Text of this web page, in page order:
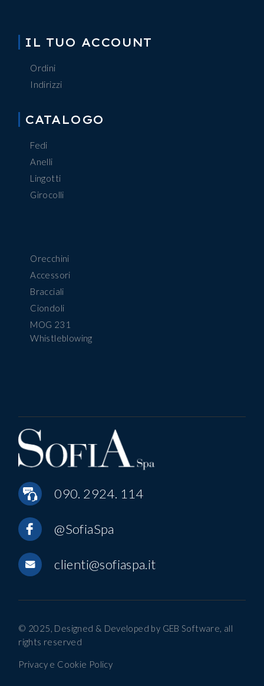
IL TUO ACCOUNT
Ordini
Indirizzi
CATALOGO
Fedi
Anelli
Lingotti
Girocolli
Orecchini
Accessori
Bracciali
Ciondoli
MOG 231
Whistleblowing
090. 2924. 114
@SofiaSpa
clienti@sofiaspa.it
© 2025, Designed & Developed by GEB Software, all
rights reserved
Privacy e Cookie Policy